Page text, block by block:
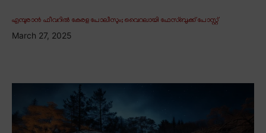
എമ്പുരാൻ ഫീവറിൽ കേരള പോലീസും; വൈറലായി ഫേസ്ബുക്ക് പോസ്റ്റ്
March 27, 2025